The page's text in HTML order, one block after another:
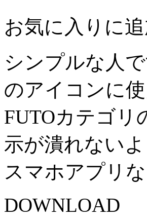
お気に入りに追
シンプルな人
のアイコンに
FUTOカテゴリ
示が潰れない
スマホアプリ
DOWNLOAD